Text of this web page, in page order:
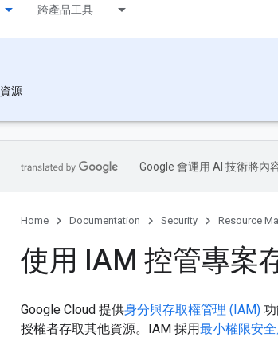
跨產品工具
資源
Google 會運用 AI 技術將內
Home Documentation Security Resource
使用 IAM 控管專案
Google Cloud 提供身分與存取權管理 (IAM)
授權者存取其他資源。IAM 採用最小權限安